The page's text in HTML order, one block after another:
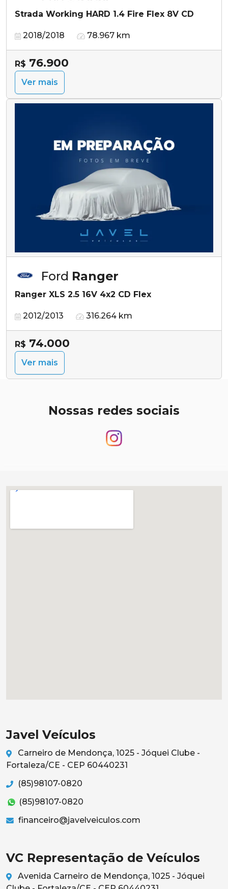
Strada Working HARD 1.4 Fire Flex 8V CD
2018/2018 78.967 km
R$ 76.900
Ver mais
Ford Ranger
Ranger XLS 2.5 16V 4x2 CD Flex
2012/2013 316.264 km
R$ 74.000
Ver mais
Nossas redes sociais
Javel Veículos
Carneiro de Mendonça, 1025 - Jóquei Clube -
Fortaleza/CE - CEP 60440231
(85)98107-0820
(85)98107-0820
financeiro@javelveiculos.com
VC Representação de Veículos
Avenida Carneiro de Mendonça, 1025 - Jóquei